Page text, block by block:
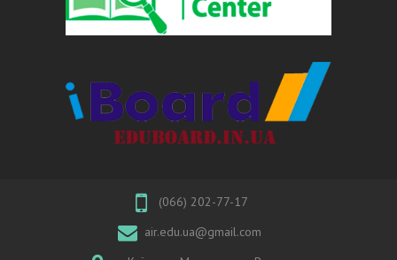
(066) 202-77-17
air.edu.ua@gmail.com